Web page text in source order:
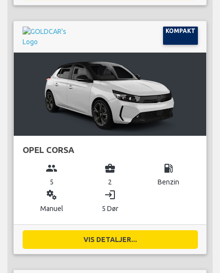
KOMPAKT
OPEL CORSA
group
5
business_center
2
local_gas_station
Benzin
miscellaneous_services
Manuel
login
5 Dør
VIS DETALJER...